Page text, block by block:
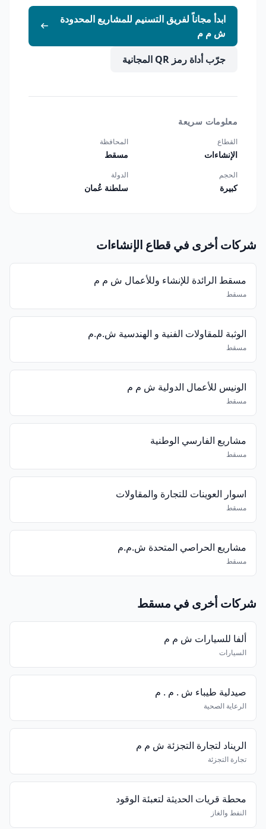
ابدأ مجاناً لفريق التسنيم للمشاريع المحدودة
ش م م
جرّب أداة رمز QR المجانية
معلومات سريعة
القطاع
الإنشاءات
المحافظة
مسقط
الحجم
كبيرة
الدولة
سلطنة عُمان
شركات أخرى في قطاع الإنشاءات
مسقط الرائدة للإنشاء وللأعمال ش م م
مسقط
الوثبة للمقاولات الفنية و الهندسية ش.م.م
مسقط
الونيس للأعمال الدولية ش م م
مسقط
مشاريع الفارسي الوطنية
مسقط
اسوار العوينات للتجارة والمقاولات
مسقط
مشاريع الحراصي المتحدة ش.م.م
مسقط
شركات أخرى في مسقط
ألفا للسيارات ش م م
السيارات
صيدلية طيباء ش . م . م
الرعاية الصحية
الريناد لتجارة التجزئة ش م م
تجارة التجزئة
محطة قريات الحديثة لتعبئة الوقود
النفط والغاز